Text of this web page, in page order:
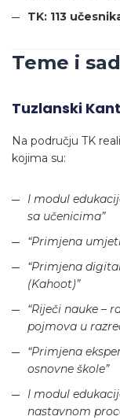
TK: 113
Teme i
Tuzlanski
Na području TK
kojima su:
I modul
sa učenicima”
“Primjena
“Primjena
(Kahoot)”
“Riječi nauke –
pojmova u
“Primjena
osnovne škole”
I modul
nastavnom